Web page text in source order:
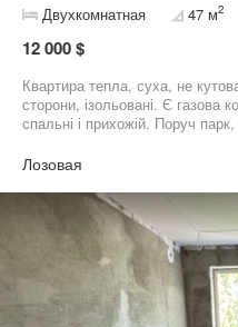
Двухкомнатная 47 м2
12 000 $
Квартира тепла, суха, не
сторони, ізольовані. Є газова
спальні і прихожій. Поруч
Лозовая